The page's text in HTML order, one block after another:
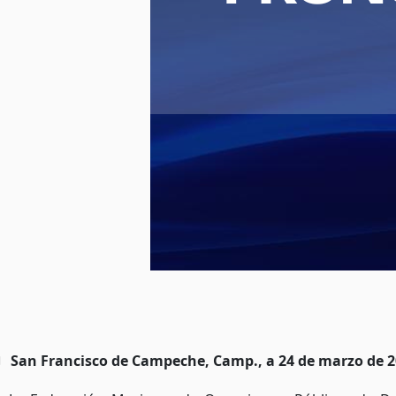
San Francisco de Campeche, Camp., a 24 de marzo de